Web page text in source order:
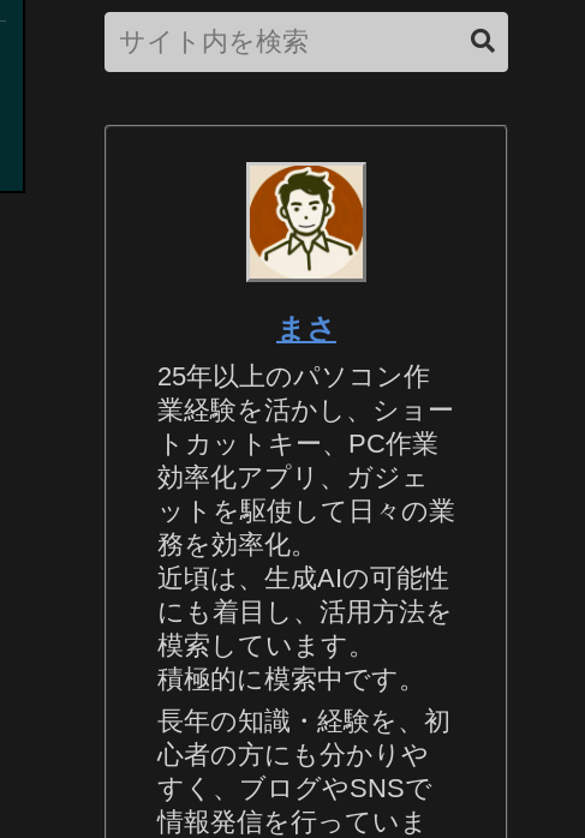
まさ
25年以上のパソコン作
業経験を活かし、ショー
トカットキー、PC作業
効率化アプリ、ガジェ
ットを駆使して日々の業
務を効率化。
近頃は、生成AIの可能性
にも着目し、活用方法を
模索しています。
積極的に模索中です。
長年の知識・経験を、初
心者の方にも分かりや
すく、ブログやSNSで
情報発信を行っていま